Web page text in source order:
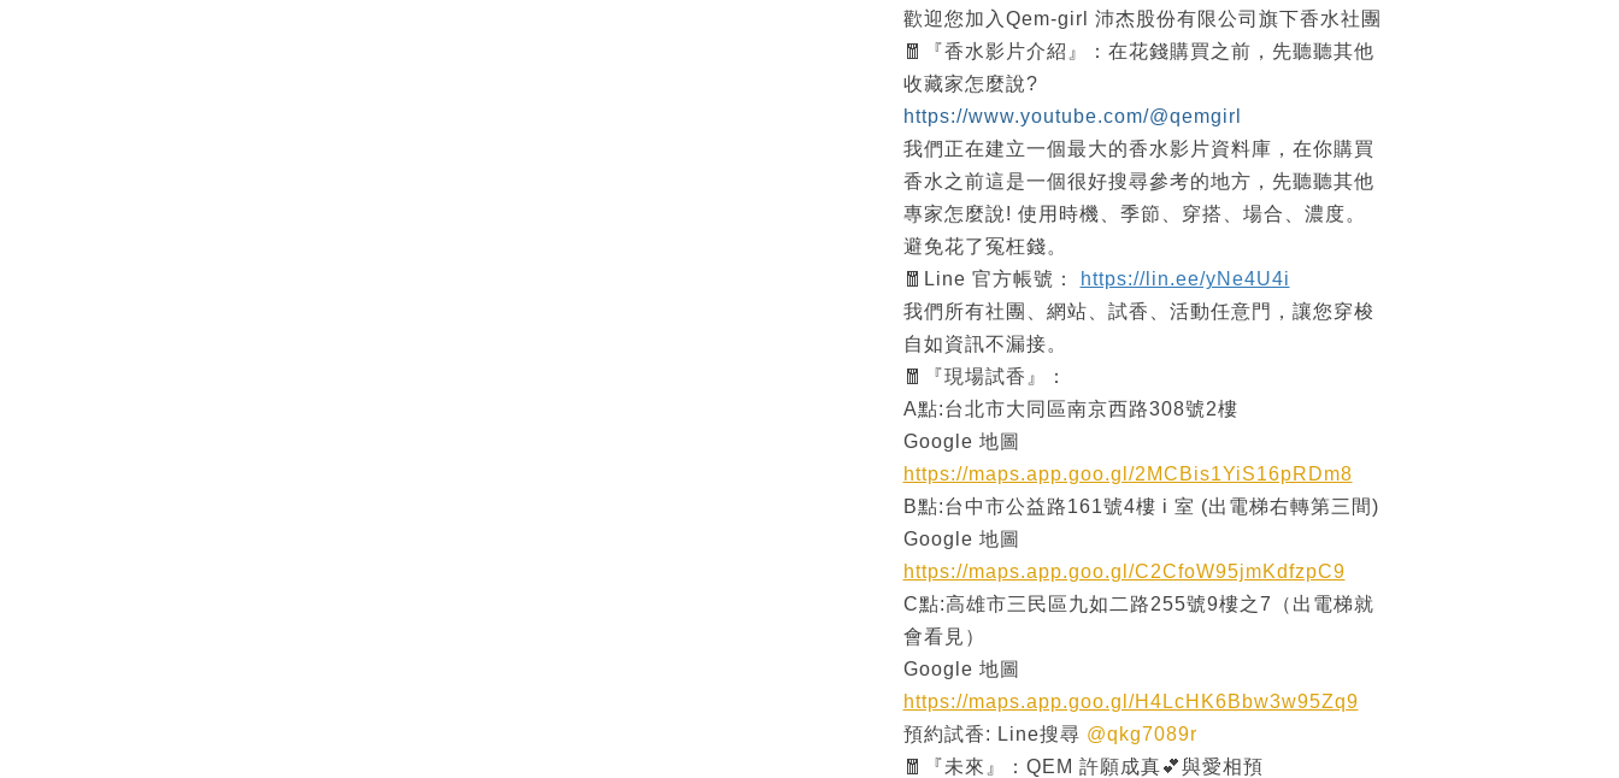
歡迎您加入Qem-girl 沛杰股份有限公司旗下香水社團
🧧『香水影片介紹』：在花錢購買之前，先聽聽其他
收藏家怎麼說?
https://www.youtube.com/@qemgirl
我們正在建立一個最大的香水影片資料庫，在你購買
香水之前這是一個很好搜尋參考的地方，先聽聽其他
專家怎麼說! 使用時機、季節、穿搭、場合、濃度。
避免花了冤枉錢。
🧧Line 官方帳號：
https://lin.ee/yNe4U4i
我們所有社團、網站、試香、活動任意門，讓您穿梭
自如資訊不漏接。
🧧『現場試香』：
A點:台北市大同區南京西路308號2樓
Google 地圖
https://maps.app.goo.gl/2MCBis1YiS16pRDm8
B點:台中市公益路161號4樓 i 室 (出電梯右轉第三間)
Google 地圖
https://maps.app.goo.gl/C2CfoW95jmKdfzpC9
C點:高雄市三民區九如二路255號9樓之7（出電梯就
會看見）
Google 地圖
https://maps.app.goo.gl/H4LcHK6Bbw3w95Zq9
預約試香: Line搜尋 @qkg7089r
🧧『未來』：QEM 許願成真💕與愛相預